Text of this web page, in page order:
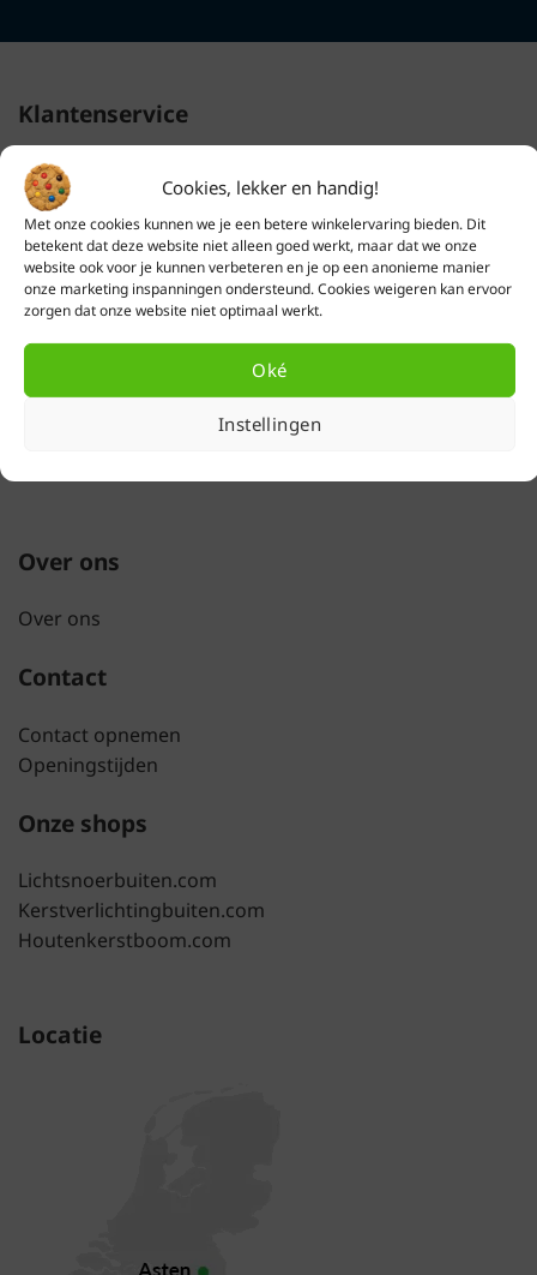
Cookies, lekker en handig!
Met onze cookies kunnen we je een betere winkelervaring bieden. Dit
betekent dat deze website niet alleen goed werkt, maar dat we onze
website ook voor je kunnen verbeteren en je op een anonieme manier
onze marketing inspanningen ondersteund. Cookies weigeren kan ervoor
zorgen dat onze website niet optimaal werkt.
Oké
Instellingen
Klantenservice
Verzendkosten
Levertijd
Retourneren & ruilen
Garantie
Defect product melden
Groothandel
Betaalmethodes
Over ons
Over ons
Contact
Contact opnemen
Openingstijden
Onze shops
Lichtsnoerbuiten.com
Kerstverlichtingbuiten.com
Houtenkerstboom.com
Locatie